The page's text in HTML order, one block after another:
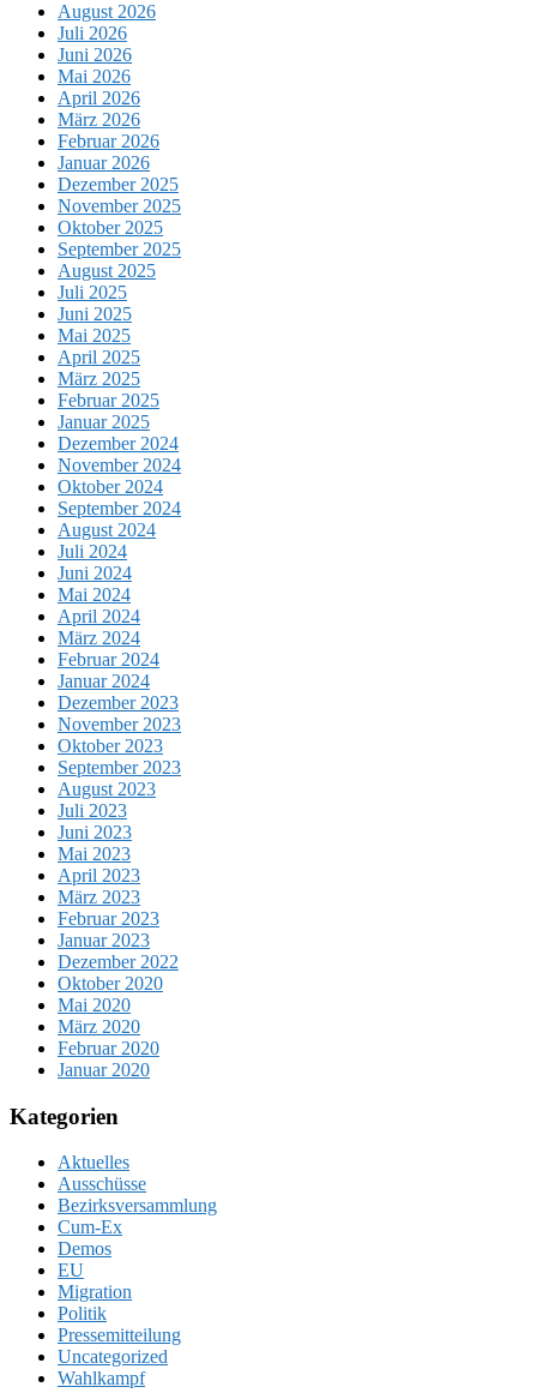
August 2026
Juli 2026
Juni 2026
Mai 2026
April 2026
März 2026
Februar 2026
Januar 2026
Dezember 2025
November 2025
Oktober 2025
September 2025
August 2025
Juli 2025
Juni 2025
Mai 2025
April 2025
März 2025
Februar 2025
Januar 2025
Dezember 2024
November 2024
Oktober 2024
September 2024
August 2024
Juli 2024
Juni 2024
Mai 2024
April 2024
März 2024
Februar 2024
Januar 2024
Dezember 2023
November 2023
Oktober 2023
September 2023
August 2023
Juli 2023
Juni 2023
Mai 2023
April 2023
März 2023
Februar 2023
Januar 2023
Dezember 2022
Oktober 2020
Mai 2020
März 2020
Februar 2020
Januar 2020
Kategorien
Aktuelles
Ausschüsse
Bezirksversammlung
Cum-Ex
Demos
EU
Migration
Politik
Pressemitteilung
Uncategorized
Wahlkampf